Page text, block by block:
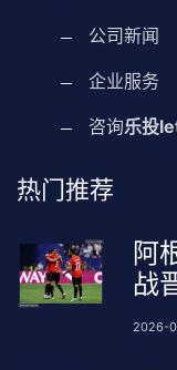
公司新闻
企业服务
咨询乐投
热门推荐
阿
战
2026-